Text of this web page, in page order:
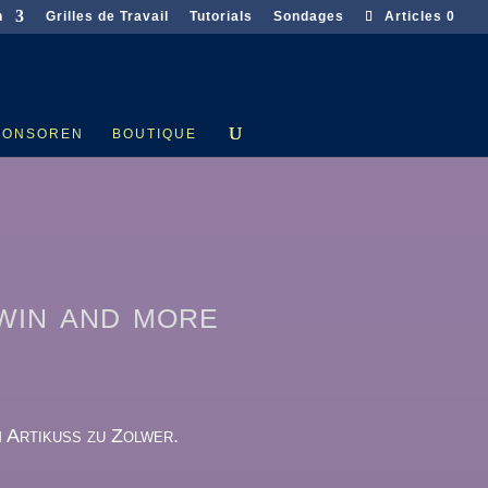
Grilles de Travail Tutorials Sondages Articles 0
BOUTIQUE
and more
Artikuss zu Zolwer.